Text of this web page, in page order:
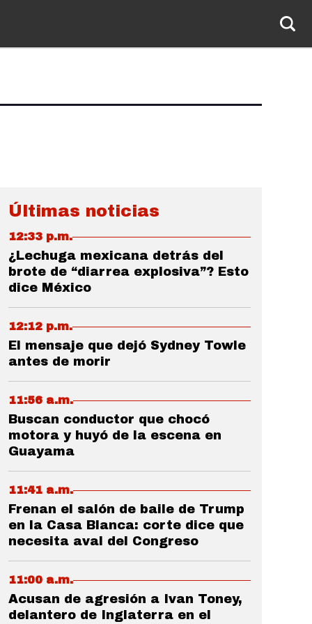
Últimas noticias
12:33 p.m.
¿Lechuga mexicana detrás del
brote de “diarrea explosiva”? Esto
dice México
12:12 p.m.
El mensaje que dejó Sydney Towle
antes de morir
11:56 a.m.
Buscan conductor que chocó
motora y huyó de la escena en
Guayama
11:41 a.m.
Frenan el salón de baile de Trump
en la Casa Blanca: corte dice que
necesita aval del Congreso
11:00 a.m.
Acusan de agresión a Ivan Toney,
delantero de Inglaterra en el